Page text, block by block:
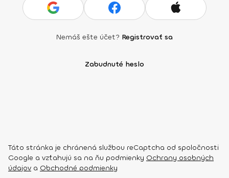
Nemáš ešte účet? Registrovať sa
Zabudnuté heslo
Táto stránka je chránená službou reCaptcha od spoločnosti
Google a vzťahujú sa na ňu podmienky Ochrany osobných
údajov a Obchodné podmienky